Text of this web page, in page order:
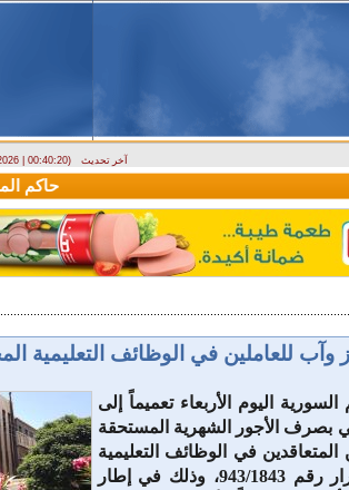
| 00:40:20) آخر تحديث
حاكم
وآب للعاملين في الوظائف ‏التعليمية
اليوم الأربعاء ‏تعميماً إلى
بصرف ‏الأجور الشهرية المستحقة
في الوظائف التعليمية
المجددة ‏عقودهم بموجب القرار رقم 943/1843، وذلك في إطار